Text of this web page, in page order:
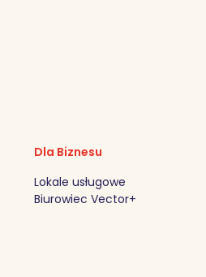
Dla Biznesu
Lokale usługowe
Biurowiec Vector+